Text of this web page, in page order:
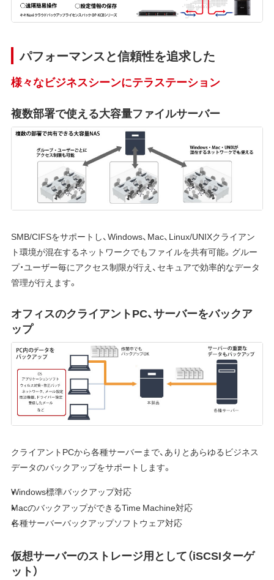
パフォーマンスと信頼性を追求した
様々なビジネスシーンにテラステーション
複数部署で使える大容量ファイルサーバー
SMB/CIFSをサポートし、Windows、Mac、Linux/UNIXクライアン
ト環境が混在するネットワークでもファイルを共有可能。グルー
プ・ユーザー毎にアクセス制限が行え、セキュアで効率的なデータ
管理が行えます。
オフィスのクライアントPC、サーバーをバックア
ップ
クライアントPCから各種サーバーまで、ありとあらゆるビジネス
データのバックアップをサポートします。
Windows標準バックアップ対応
MacのバックアップができるTime Machine対応
各種サーバーバックアップソフトウェア対応
仮想サーバーのストレージ用として（iSCSIターゲ
ット）